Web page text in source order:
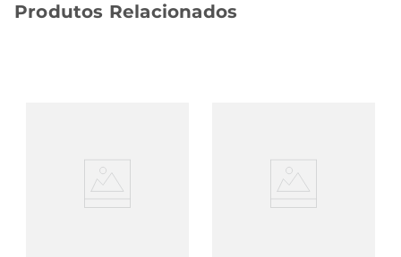
Produtos Relacionados